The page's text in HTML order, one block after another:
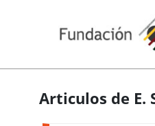
Articulos de E.